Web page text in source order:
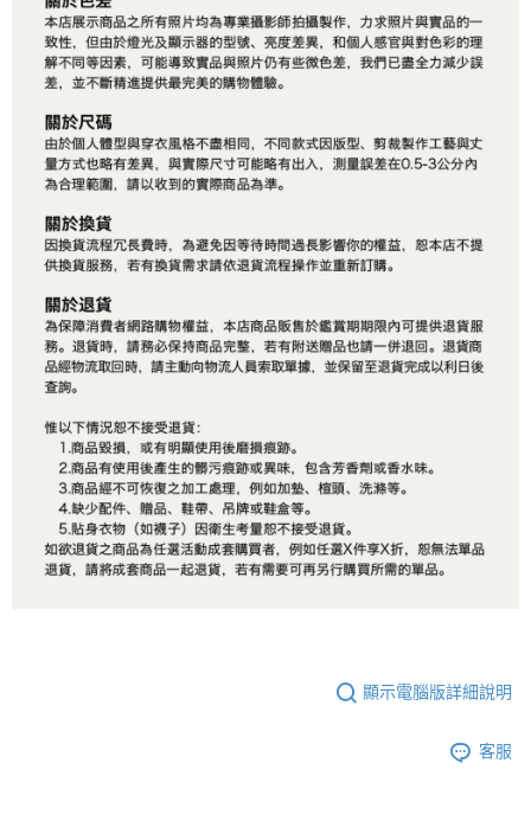
顯示電腦版詳細說明
客服